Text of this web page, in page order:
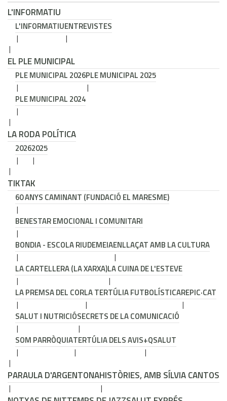
L'INFORMATIU
L'INFORMATIUENTREVISTES
EL PLE MUNICIPAL
PLE MUNICIPAL 2026PLE MUNICIPAL 2025
PLE MUNICIPAL 2024
LA RODA POLÍTICA
20262025
TIKTAK
60 ANYS CAMINANT (FUNDACIÓ EL MARESME)
BENESTAR EMOCIONAL I COMUNITARI
BONDIA - ESCOLA RIUDEMEIAENLLAÇAT AMB LA CULTURA
LA CARTELLERA (LA XARXA)LA CUINA DE L'ESTEVE
LA PREMSA DEL CORLA TERTÚLIA FUTBOLÍSTICAREPIC·CAT
SALUT I NUTRICIÓSECRETS DE LA COMUNICACIÓ
SOM PARRÒQUIATERTÚLIA DELS AVIS+QSALUT
PARAULA D'ARGENTONAHISTÒRIES, AMB SÍLVIA CANTOS